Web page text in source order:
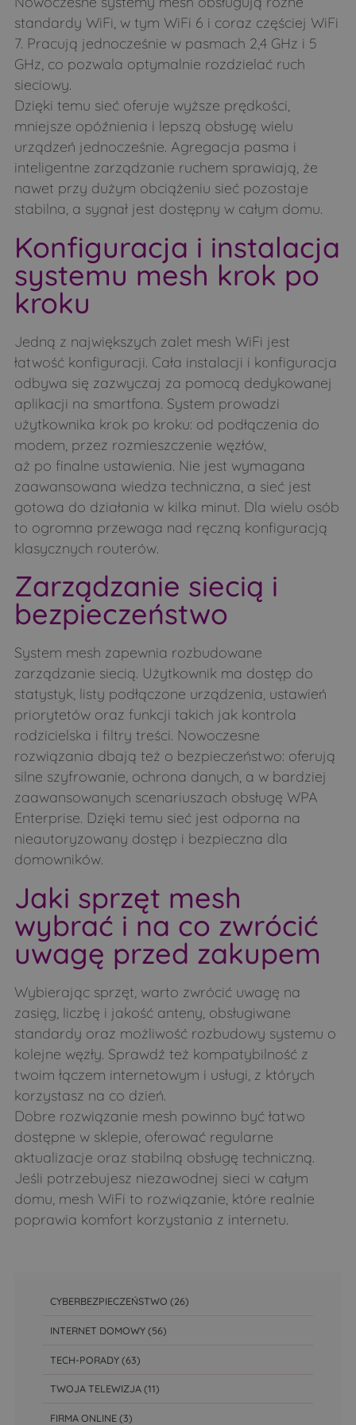
standardy WiFi, w tym WiFi 6 i coraz częściej WiFi
7. Pracują jednocześnie w pasmach 2,4 GHz i 5
GHz, co pozwala optymalnie rozdzielać ruch
sieciowy.
Dzięki temu sieć oferuje wyższe prędkości,
mniejsze opóźnienia i lepszą obsługę wielu
urządzeń jednocześnie. Agregacja pasma i
inteligentne zarządzanie ruchem sprawiają, że
nawet przy dużym obciążeniu sieć pozostaje
stabilna, a sygnał jest dostępny w całym domu.
Konfiguracja i instalacja
systemu mesh krok po
kroku
Jedną z największych zalet mesh WiFi jest
łatwość konfiguracji. Cała instalacji i konfiguracja
odbywa się zazwyczaj za pomocą dedykowanej
aplikacji na smartfona. System prowadzi
użytkownika krok po kroku: od podłączenia do
modem, przez rozmieszczenie węzłów,
aż po finalne ustawienia. Nie jest wymagana
zaawansowana wiedza techniczna, a sieć jest
gotowa do działania w kilka minut. Dla wielu osób
to ogromna przewaga nad ręczną konfiguracją
klasycznych routerów.
Zarządzanie siecią i
bezpieczeństwo
System mesh zapewnia rozbudowane
zarządzanie siecią. Użytkownik ma dostęp do
statystyk, listy podłączone urządzenia, ustawień
priorytetów oraz funkcji takich jak kontrola
rodzicielska i filtry treści. Nowoczesne
rozwiązania dbają też o bezpieczeństwo: oferują
silne szyfrowanie, ochrona danych, a w bardziej
zaawansowanych scenariuszach obsługę WPA
Enterprise. Dzięki temu sieć jest odporna na
nieautoryzowany dostęp i bezpieczna dla
domowników.
Jaki sprzęt mesh
wybrać i na co zwrócić
uwagę przed zakupem
Wybierając sprzęt, warto zwrócić uwagę na
zasięg, liczbę i jakość anteny, obsługiwane
standardy oraz możliwość rozbudowy systemu o
kolejne węzły. Sprawdź też kompatybilność z
twoim łączem internetowym i usługi, z których
korzystasz na co dzień.
Dobre rozwiązanie mesh powinno być łatwo
dostępne w sklepie, oferować regularne
aktualizacje oraz stabilną obsługę techniczną.
Jeśli potrzebujesz niezawodnej sieci w całym
domu, mesh WiFi to rozwiązanie, które realnie
poprawia komfort korzystania z internetu.
CYBERBEZPIECZEŃSTWO (26)
INTERNET DOMOWY(56)
TECH-PORADY(63)
TWOJA TELEWIZJA(11)
FIRMA ONLINE(3)